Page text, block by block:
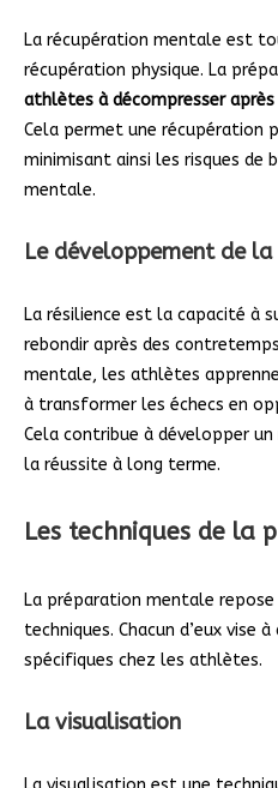
La récupération mentale est
récupération physique. La
athlètes à décompresser
Cela permet une récupération
minimisant ainsi les risques de
mentale.
Le développement de la
La résilience est la capacité à
rebondir après des
mentale, les athlètes
à transformer les échecs en
Cela contribue à développer
la réussite à long terme.
Les techniques de la
La préparation mentale
techniques. Chacun d’eux vise
spécifiques chez les athlètes.
La visualisation